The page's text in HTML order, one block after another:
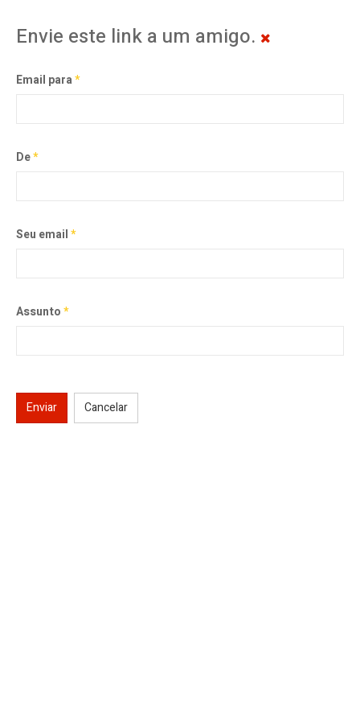
Envie este link a um amigo.
Email para*
De*
Seu email*
Assunto*
Enviar Cancelar